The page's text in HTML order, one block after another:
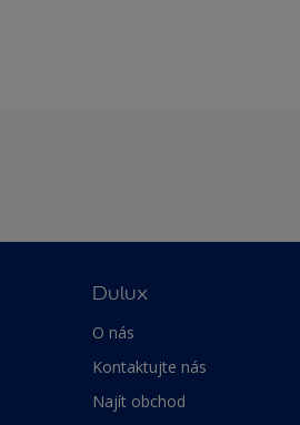
Dulux
O nás
Kontaktujte nás
Najít obchod